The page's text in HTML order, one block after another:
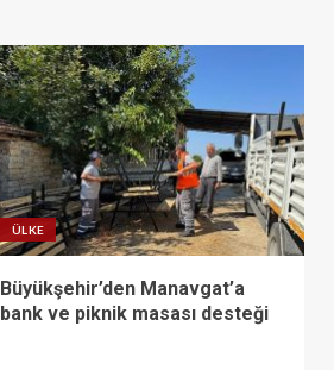
ÜLKE
Büyükşehir’den Manavgat’a
bank ve piknik masası desteği